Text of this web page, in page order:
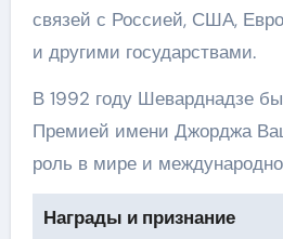
связей с Россией, США,
и другими государствами.
В 1992 году Шеварднадзе
Премией имени Джорджа
роль в мире и
Награды и признание